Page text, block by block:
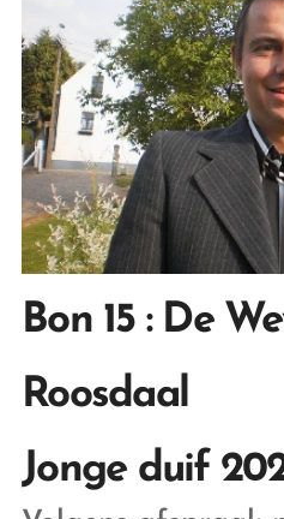
Bon 15 : De
Roosdaal
Jonge duif